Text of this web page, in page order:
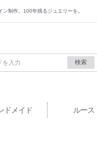
制作。100年残るジュエリーを。
イト
検索
ドメイド ルース